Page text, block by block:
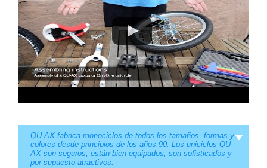
QU-AX fabrica monociclos de todos los tamaños, formas y
colores desde principios de los años 90. Los uniciclos QU-
AX son seguros, están bien equipados, son sofisticados y
por supuesto atractivos.